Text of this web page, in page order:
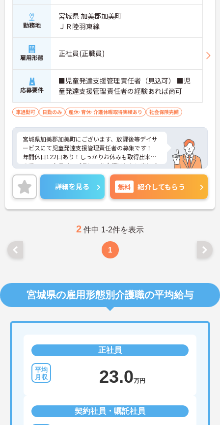
勤務地
宮城県 加美郡加美町
ＪＲ陸羽東線
雇用形態 正社員(正職員)
応募要件
■児童発達支援管理責任者（見込可） ■児
童発達支援管理責任者の経験あれば尚可
車通勤可 日勤のみ 産休･育休･介護休暇取得実績あり 社会保険完備
宮城県加美郡加美町にございます、放課後等デイサ
ービスにて児童発達支援管理責任者の募集です！
年間休日122日あり！しっかりお休みも取得出来る
ので、ワークライフバランスを大切にしたい方にオ
ススメです♪
昇給賞与や、各種手当も充実！頑張りをしっかりと
評価しているので、モチベーションを保ちやすい環
境です◎
ご興味のある方は、マイナビ介護職までお問い合わ
詳細を見る 無料 紹介してもらう
2 件中 1-2件を表示
1
宮城県の雇用形態別介護職の平均給与
正社員
23.0万円
契約社員・嘱託社員